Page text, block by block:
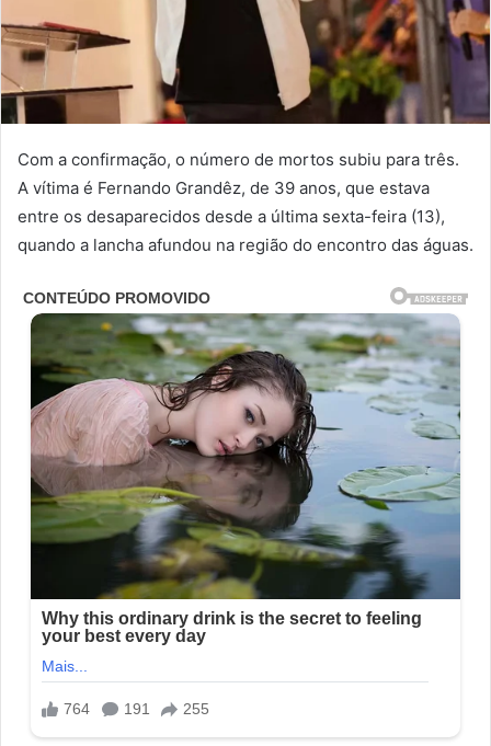
Com a confirmação, o número de mortos subiu para três.
A vítima é Fernando Grandêz, de 39 anos, que estava
entre os desaparecidos desde a última sexta-feira (13),
quando a lancha afundou na região do encontro das águas.